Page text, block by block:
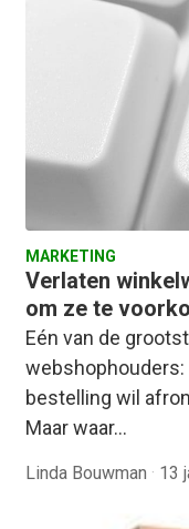
MARKETING
Verlaten
om ze te
Eén van de
bestelling wil
Maar waar…
Linda Bouwman · 13